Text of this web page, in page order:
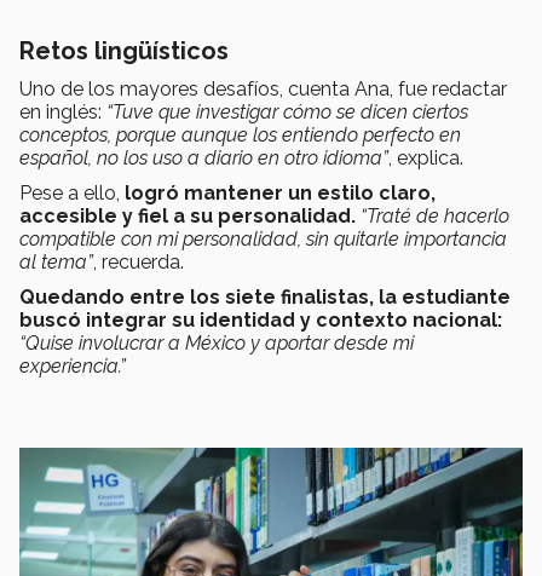
Retos lingüísticos
Uno de los mayores desafíos, cuenta Ana, fue redactar
en inglés: “Tuve que investigar cómo se dicen ciertos
conceptos, porque aunque los entiendo perfecto en
español, no los uso a diario en otro idioma”, explica.
Pese a ello, logró mantener un estilo claro,
accesible y fiel a su personalidad. “Traté de hacerlo
compatible con mi personalidad, sin quitarle importancia
al tema”, recuerda.
Quedando entre los siete finalistas, la estudiante
buscó integrar su identidad y contexto nacional:
“Quise involucrar a México y aportar desde mi
experiencia.”